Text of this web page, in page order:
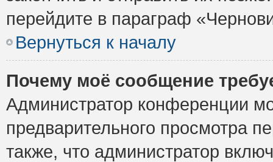
перейдите в параграф
Вернуться к началу
Почему моё сообщение
Администратор конференции
предварительного просмотра
также, что администратор